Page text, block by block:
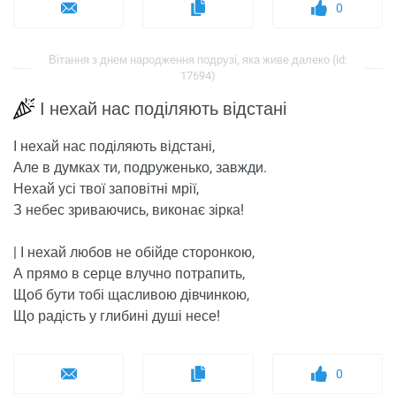
0
Вітання з днем ​​народження подрузі, яка живе далеко (id:
17694)
І нехай нас поділяють відстані
І нехай нас поділяють відстані,
Але в думках ти, подруженько, завжди.
Нехай усі твої заповітні мрії,
З небес зриваючись, виконає зірка!
| І нехай любов не обійде сторонкою,
А прямо в серце влучно потрапить,
Щоб бути тобі щасливою дівчинкою,
Що радість у глибині душі несе!
0